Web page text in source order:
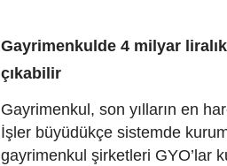
Gayrimenkulde 4 milyar
çıkabilir
Gayrimenkul, son yılların en
İşler büyüdükçe sistemde
gayrimenkul şirketleri GYO’lar